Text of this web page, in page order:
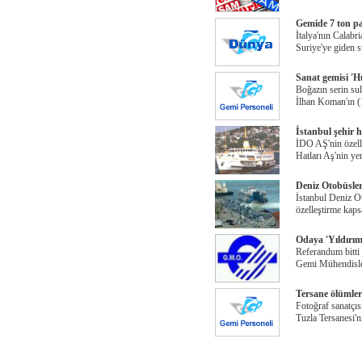
Gemide 7 ton
İtalya'nın
Suriye'ye giden
Sanat gemisi
Boğazın serin
İlhan Koman'ın
İstanbul şehir
İDO AŞ'nin
Hatları Aş'nin
Deniz
İstanbul Deniz
özelleştirme
Odaya
Referandum bitti
Gemi
Tersane
Fotoğraf
Tuzla